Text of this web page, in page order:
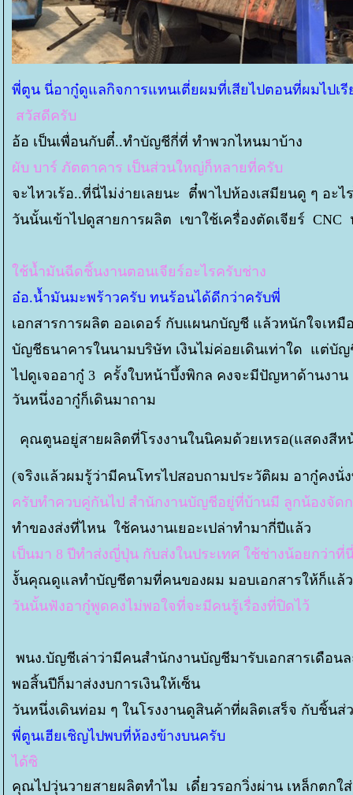
พี่ตูน นี่อากู๋ดูแลกิจการแทนเตี่ยผมที่เสียไปตอนที่ผมไปเรี
สวัสดีครับ
อ้อ เป็นเพื่อนกับตี๋..ทำบัญชีกี่ที่ ทำพวกไหนมาบ้าง
ผับ บาร์ ภัตตาคาร เป็นส่วนใหญ่ก็หลายที่ครับ
จะไหวเร้อ..ที่นี่ไม่ง่ายเลยนะ ตี๋พาไปห้องเสมียนดู ๆ อะ
วันนั้นเข้าไปดูสายการผลิต เขาใช้เครื่องตัดเจียร์
ช้น้ำมันฉีดชิ้นงานตอนเจียร์อะไรครับช่าง
อ๋อ.น้ำมันมะพร้าวครับ ทนร้อนได้ดีกว่าครับพี่
เอกสารการผลิต ออเดอร์ กับแผนกบัญชี แล้วหนักใจเห
บัญชีธนาคารในนามบริษัท เงินไม่ค่อยเดินเท่าใด แต่
ไปดูเจออากู๋ 3 ครั้งใบหน้าบึ้งพิกล คงจะมีปัญหาด้านงาน
วันหนึ่งอากู๋ก็เดินมาถาม
คุณตูนอยู่สายผลิตที่โรงงานในนิคมด้วยเหรอ(แสดงสีห
(จริงแล้วผมรู้ว่ามีคนโทรไปสอบถามประวัติผม อากู๋คงนั่
ครับทำควบคู่กันไป สำนักงานบัญชีอยู่ที่บ้านมี ลูกน้องจัด
ทำของส่งที่ไหน ใช้คนงานเยอะเปล่าทำมากี่ปีแล้ว
เป็นมา 8 ปีทำส่งญี่ปุ่น กับส่งในประเทศ ใช้ช่างน้อยกว่า
งั้นคุณดูแลทำบัญชีตามที่คนของผม มอบเอกสารให้ก็แล้ว
วันนั้นฟังอากู๋พูดคงไม่พอใจที่จะมีคนรู้เรื่องที่ปิดไว้
พนง.บัญชีเล่าว่ามีคนสำนักงานบัญชีมารับเอกสารเดือน
พอสิ้นปีก็มาส่งงบการเงินให้เซ็น
วันหนึ่งเดินท่อม ๆ ในโรงงานดูสินค้าที่ผลิตเสร็จ กับชิ้นส่
พี่ตูนเฮียเชิญไปพบที่ห้องข้างบนครับ
ได้ซิ
คุณไปวุ่นวายสายผลิตทำไม เดี๋ยวรอกวิ่งผ่าน เหล็กตกใ